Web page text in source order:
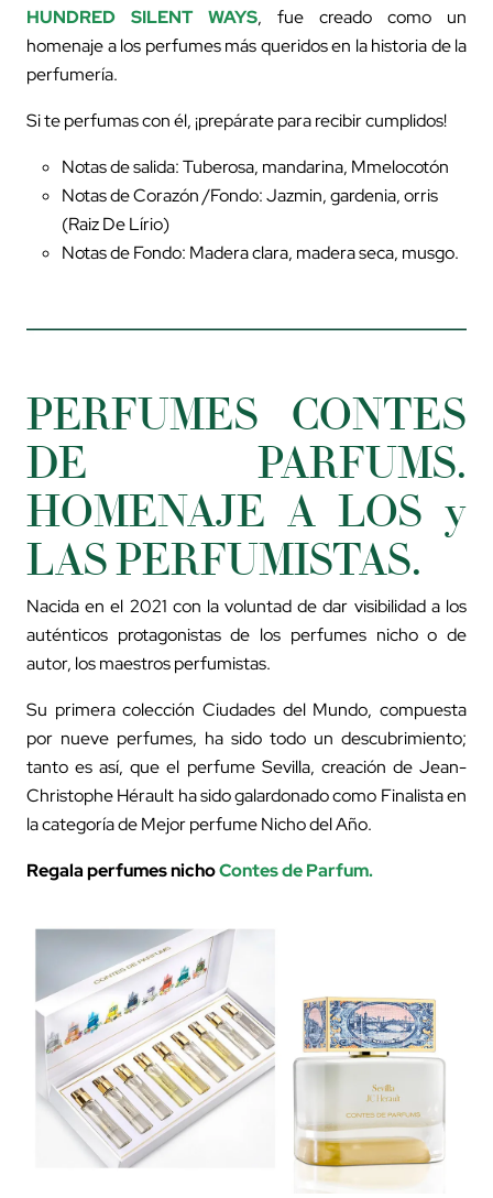
HUNDRED SILENT WAYS, fue creado como un
homenaje a los perfumes más queridos en la historia de la
perfumería.
Si te perfumas con él, ¡prepárate para recibir cumplidos!
Notas de salida: Tuberosa, mandarina, Mmelocotón
Notas de Corazón /Fondo: Jazmin, gardenia, orris
(Raiz De Lírio)
Notas de Fondo: Madera clara, madera seca, musgo.
PERFUMES CONTES
DE PARFUMS.
HOMENAJE A LOS y
LAS PERFUMISTAS.
Nacida en el 2021 con la voluntad de dar visibilidad a los
auténticos protagonistas de los perfumes nicho o de
autor, los maestros perfumistas.
Su primera colección Ciudades del Mundo, compuesta
por nueve perfumes, ha sido todo un descubrimiento;
tanto es así, que el perfume Sevilla, creación de Jean-
Christophe Hérault ha sido galardonado como Finalista en
la categoría de Mejor perfume Nicho del Año.
Regala perfumes nichoContes de Parfum.